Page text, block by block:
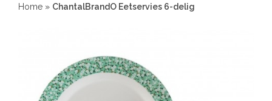
Home » ChantalBrandO Eetservies 6-delig